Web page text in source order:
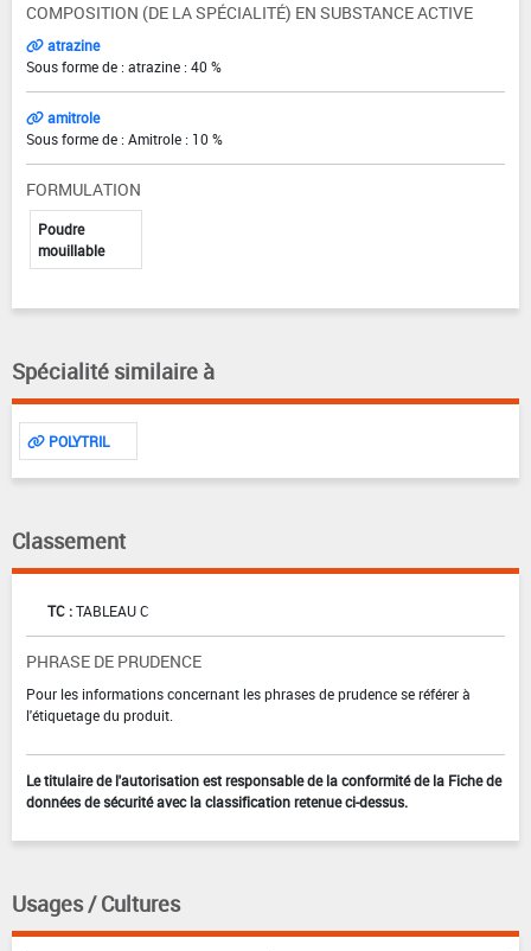
COMPOSITION (DE LA SPÉCIALITÉ) EN SUBSTANCE ACTIVE
atrazine
Sous forme de : atrazine : 40 %
amitrole
Sous forme de : Amitrole : 10 %
FORMULATION
Poudre
mouillable
Spécialité similaire à
POLYTRIL
Classement
TC :TABLEAU C
PHRASE DE PRUDENCE
Pour les informations concernant les phrases de prudence se référer à
l'étiquetage du produit.
Le titulaire de l'autorisation est responsable de la conformité de la Fiche de
données de sécurité avec la classification retenue ci-dessus.
Usages / Cultures